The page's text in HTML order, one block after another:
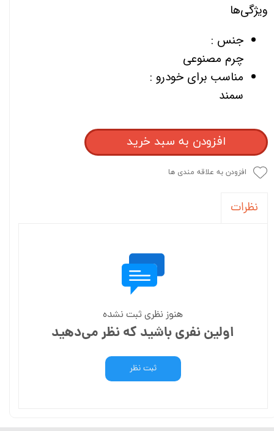
ویژگی‌ها
جنس :
چرم مصنوعی
مناسب برای خودرو :
سمند
افزودن به سبد خرید
افزودن به علاقه مندی ها
نظرات
هنوز نظری ثبت نشده
اولین نفری باشید که نظر می‌دهید
ثبت نظر